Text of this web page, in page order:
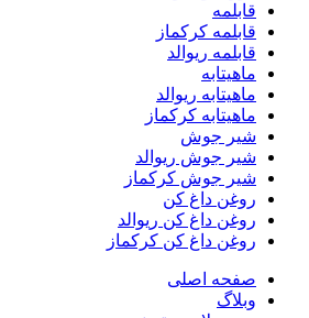
قابلمه
قابلمه کرکماز
قابلمه ریوالد
ماهیتابه
ماهیتابه ریوالد
ماهیتابه کرکماز
شیر جوش
شیر جوش ریوالد
شیر جوش کرکماز
روغن داغ کن
روغن داغ کن ریوالد
روغن داغ کن کرکماز
صفحه اصلی
وبلاگ